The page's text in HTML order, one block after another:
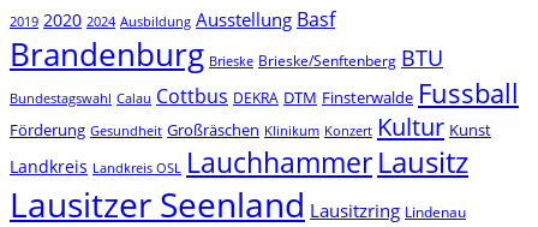
2019 2020 2024 Ausbildung Ausstellung Basf
Brandenburg Brieske Brieske/Senftenberg BTU
Bundestagswahl Calau Cottbus DEKRA DTM Finsterwalde Fussball
Förderung Gesundheit Großräschen Klinikum Konzert Kultur Kunst
Landkreis Landkreis OSL LauchhammerLausitz
Lausitzer Seenland Lausitzring Lindenau